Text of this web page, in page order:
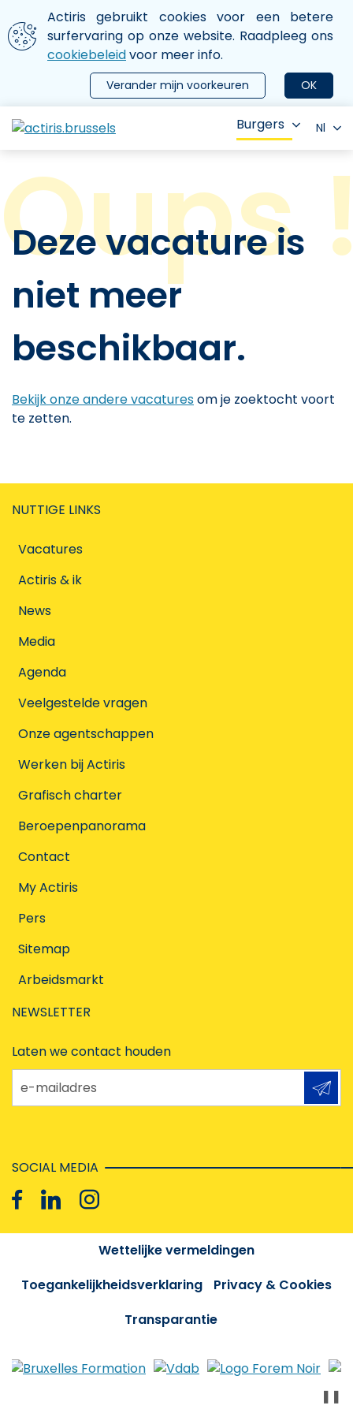
Aller au contenu principal
We gebruiken cookies
Actiris gebruikt cookies voor een betere
surfervaring op onze website. Raadpleeg ons
cookiebeleidvoor meer info.
OK
Verander mijn voorkeuren
le menu
Burgers Nl
Deze vacature is
niet meer
beschikbaar.
Bekijk onze andere vacaturesom je zoektocht voort
te zetten.
NUTTIGE LINKS
Vacatures
Actiris & ik
News
Media
Agenda
Veelgestelde vragen
Onze agentschappen
Werken bij Actiris
Grafisch charter
Beroepenpanorama
Contact
My Actiris
Pers
Sitemap
Arbeidsmarkt
NEWSLETTER
Laten we contact houden
e-mailadres
SOCIAL MEDIA
Wettelijke vermeldingen
Toegankelijkheidsverklaring
Privacy & Cookies
Transparantie
❚❚